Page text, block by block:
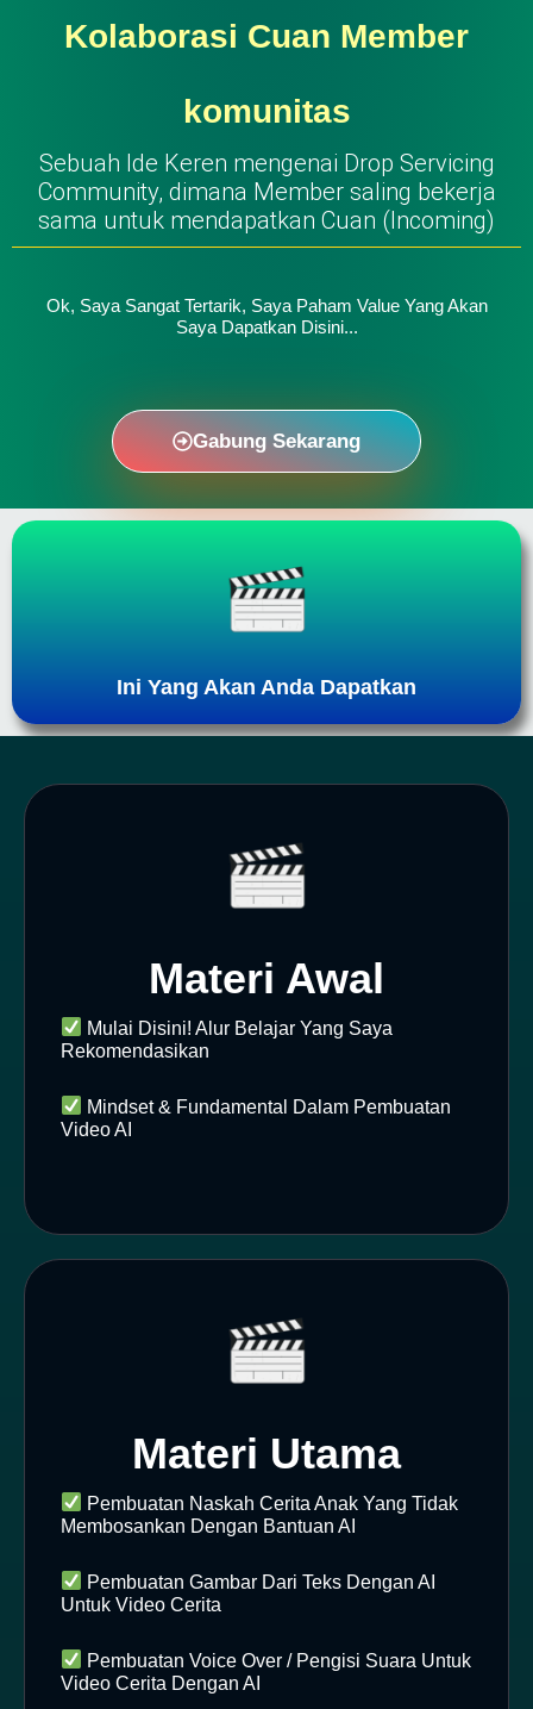
Kolaborasi Cuan Member
komunitas
Sebuah Ide Keren mengenai Drop Servicing
Community, dimana Member saling bekerja
sama untuk mendapatkan Cuan (Incoming)
Ok, Saya Sangat Tertarik, Saya Paham Value Yang Akan
Saya Dapatkan Disini...
Gabung Sekarang
Ini Yang Akan Anda Dapatkan
Materi Awal
Mulai Disini! Alur Belajar Yang Saya
Rekomendasikan
Mindset & Fundamental Dalam Pembuatan
Video AI
Materi Utama
Pembuatan Naskah Cerita Anak Yang Tidak
Membosankan Dengan Bantuan AI
Pembuatan Gambar Dari Teks Dengan AI
Untuk Video Cerita
Pembuatan Voice Over / Pengisi Suara Untuk
Video Cerita Dengan AI